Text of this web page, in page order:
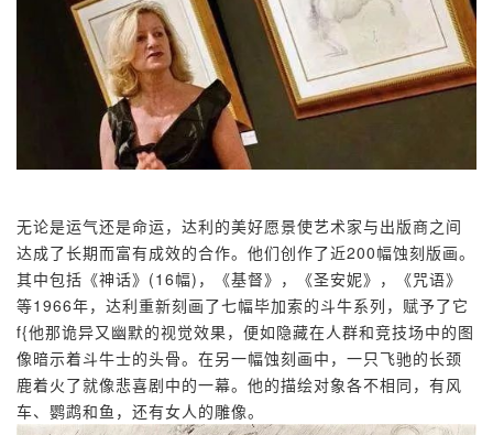
无论是运气还是命运，达利的美好愿景使艺术家与出版商之间
达成了长期而富有成效的合作。他们创作了近200幅蚀刻版画。
其中包括《神话》(16幅)，《基督》，《圣安妮》，《咒语》
等1966年，达利重新刻画了七幅毕加索的斗牛系列，赋予了它
f{他那诡异又幽默的视觉效果，便如隐藏在人群和竞技场中的图
像暗示着斗牛士的头骨。在另一幅蚀刻画中，一只飞驰的长颈
鹿着火了就像悲喜剧中的一幕。他的描绘对象各不相同，有风
车、鹦鹉和鱼，还有女人的雕像。